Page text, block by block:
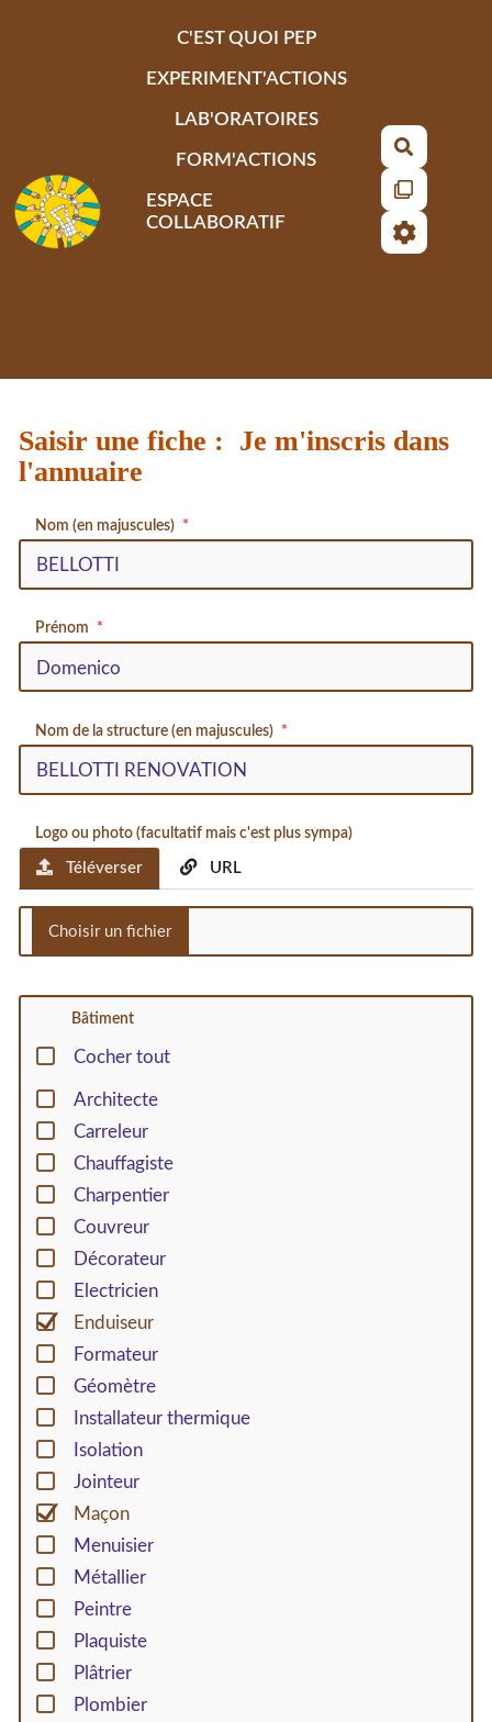
C'EST QUOI PEP
EXPERIMENT'ACTIONS
LAB'ORATOIRES
FORM'ACTIONS
ESPACE
COLLABORATIF
Saisir une fiche : Je m'inscris dans
l'annuaire
Nom (en majuscules)
Prénom
Nom de la structure (en majuscules)
Logo ou photo (facultatif mais c'est plus sympa)
Téléverser URL
Bâtiment
Cocher tout
Architecte
Carreleur
Chauffagiste
Charpentier
Couvreur
Décorateur
Electricien
Enduiseur
Formateur
Géomètre
Installateur thermique
Isolation
Jointeur
Maçon
Menuisier
Métallier
Peintre
Plaquiste
Plâtrier
Plombier